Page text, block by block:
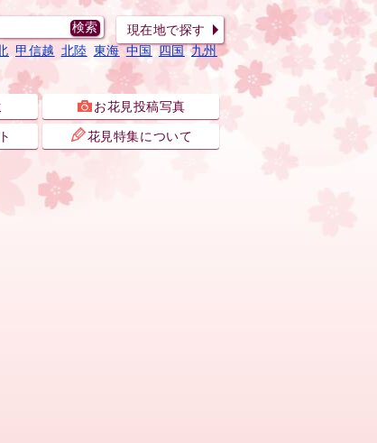
現在地で探す
甲信越 北陸 東海 中国 四国 九州
お花見投稿写真
花見特集について